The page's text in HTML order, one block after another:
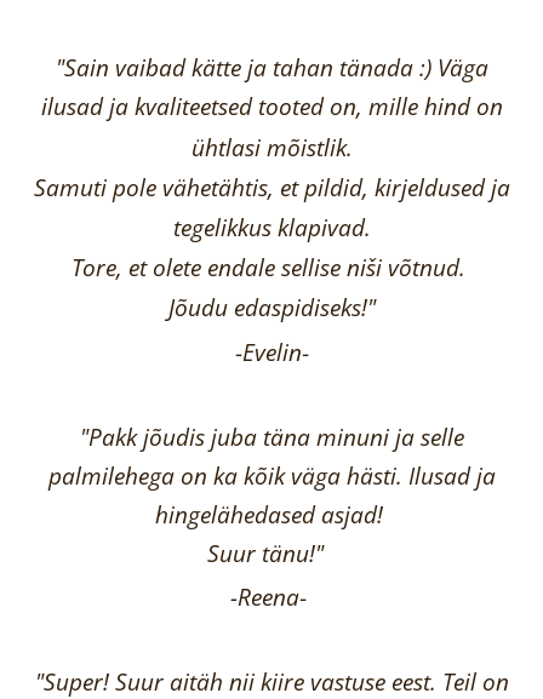
"Sain vaibad kätte ja tahan tänada :) Väga
ilusad ja kvaliteetsed tooted on, mille hind on
ühtlasi mõistlik.
Samuti pole vähetähtis, et pildid, kirjeldused ja
tegelikkus klapivad.
Tore, et olete endale sellise niši võtnud.
Jõudu edaspidiseks!"
-Evelin-
"Pakk jõudis juba täna minuni ja selle
palmilehega on ka kõik väga hästi. Ilusad ja
hingelähedased asjad!
Suur tänu!"
-Reena-
"Super! Suur aitäh nii kiire vastuse eest. Teil on